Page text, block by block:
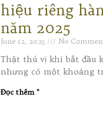
hiệu riêng
năm 2025
June 12, 2025 No
Thật thú vị khi bắt đầu
nhưng có một khoảng
Đọc thêm "